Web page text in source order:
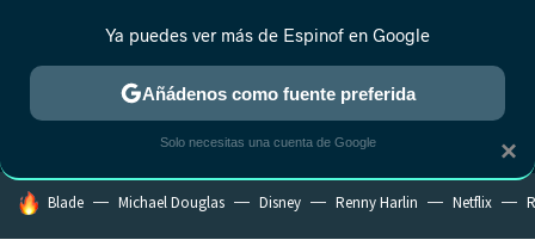
MENÚ NUEVO
ESTRENOS REALITY ANIME RANKINGS CINE
HOY SE HABLA DE
Blade Michael Douglas Disney Renny Harlin Netflix
×
Ya puedes ver más de Espinof en Google
Añádenos como fuente preferida
Solo necesitas una cuenta de Google